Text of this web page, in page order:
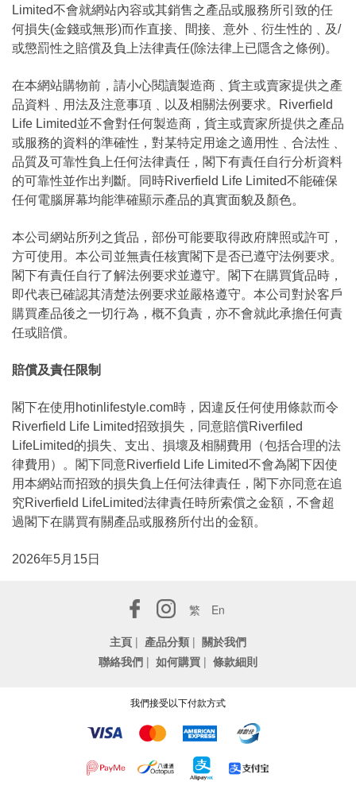
Limited不會就網站內容或其銷售之產品或服務所引致的任
何損失(金錢或無形)而作直接、間接、意外﹑衍生性的﹑及/
或懲罰性之賠償及負上法律責任(除法律上已隱含之條例)。
在本網站購物前，請小心閱讀製造商﹑貨主或賣家提供之產
品資料﹑用法及注意事項﹑以及相關法例要求。Riverfield
Life Limited並不會對任何製造商，貨主或賣家所提供之產品
或服務的資料的準確性，對某特定用途之適用性﹑合法性﹑
品質及可靠性負上任何法律責任，閣下有責任自行分析資料
的可靠性並作出判斷。同時Riverfield Life Limited不能確保
任何電腦屏幕均能準確顯示產品的真實面貌及顏色。
本公司網站所列之貨品，部份可能要取得政府牌照或許可，
方可使用。本公司並無責任核實閣下是否已遵守法例要求。
閣下有責任自行了解法例要求並遵守。閣下在購買貨品時，
即代表已確認其清楚法例要求並嚴格遵守。本公司對於客戶
購買產品後之一切行為，概不負責，亦不會就此承擔任何責
任或賠償。
賠償及責任限制
閣下在使用hotinlifestyle.com時，因違反任何使用條款而令
Riverfield Life Limited招致損失，同意賠償Riverfiled
LifeLimited的損失、支出、損壞及相關費用（包括合理的法
律費用）。閣下同意Riverfield Life Limited不會為閣下因使
用本網站而招致的損失負上任何法律責任，閣下亦同意在追
究Riverfield LifeLimited法律責任時所索償之金額，不會超
過閣下在購買有關產品或服務所付出的金額。
2026年5月15日
繁
En
主頁 | 產品分類 | 關於我們
聯絡我們 | 如何購買 | 條款細則
我們接受以下付款方式